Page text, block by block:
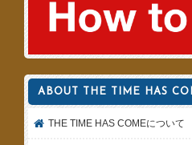
ABOUT THE TIME HAS
THE TIME HAS COMEについて